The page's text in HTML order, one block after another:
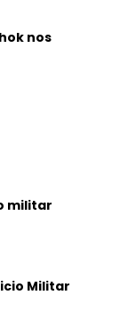
nos
militar
Militar